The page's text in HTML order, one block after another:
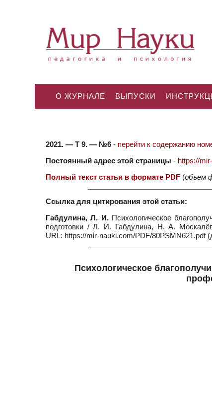
О ЖУРНАЛЕ ВЫПУСКИ
2021. — Т 9. — №6 - перейти к содержанию
Постоянный адрес этой страницы - https://
Полный текст статьи в формате PDF (объем
Ссылка для цитирования этой статьи:
Габдулина, Л. И.Психологическое
подготовки / Л. И. Габдулина, Н. А.
URL: https://mir-nauki.com/PDF/80PSMN621.pdf
Психологическое